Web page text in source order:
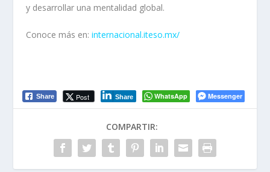
y desarrollar una mentalidad global.
Conoce más en: internacional.iteso.mx/
Share Post Share WhatsApp Messenger
COMPARTIR: